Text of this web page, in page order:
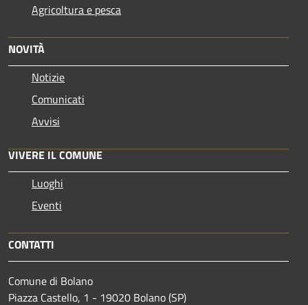
Agricoltura e pesca
NOVITÀ
Notizie
Comunicati
Avvisi
VIVERE IL COMUNE
Luoghi
Eventi
CONTATTI
Comune di Bolano
Piazza Castello, 1 - 19020 Bolano (SP)